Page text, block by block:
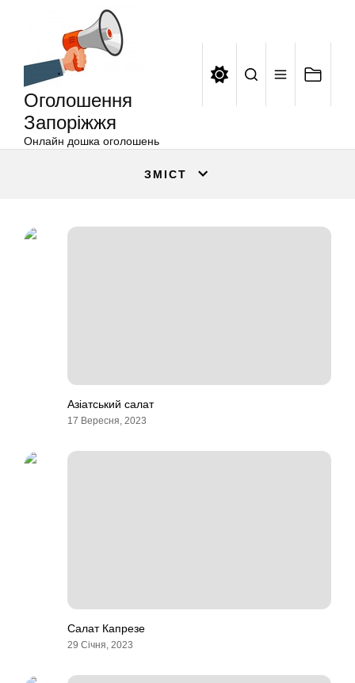
Оголошення
Запоріжжя
Онлайн дошка оголошень
ЗМІСТ
Азіатський салат
17 Вересня, 2023
Салат Капрезе
29 Січня, 2023